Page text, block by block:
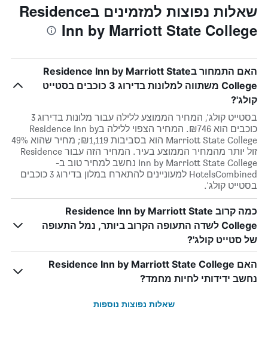
שאלות נפוצות למזמינים בResidence
Inn by Marriott State College
האם התמחור בResidence Inn by Marriott State
College משתווה למלונות בדירוג 3 כוכבים בסטייט
קולג'?
בסטייט קולג', המחיר הממוצע ללילה עבור מלונות בדירוג 3
כוכבים הוא ₪746. המחיר הצפוי ללילה בResidence Inn by
Marriott State College הוא בסביבות ₪1,119; מחיר שהוא 49%
זול יותר מהמחיר הממוצע בעיר. המחיר הזה עבור Residence
Inn by Marriott State College נחשב למחיר טוב ב-
HotelsCombined למעוניינים להתארח במלון בדירוג 3 כוכבים
בסטייט קולג'.
כמה קרוב Residence Inn by Marriott State
College לשדה התעופה הקרוב ביותר, נמל התעופה
של סטייט קולג'?
האם Residence Inn by Marriott State College
נחשב ידידותי לחיות מחמד?
שאלות נפוצות נוספות